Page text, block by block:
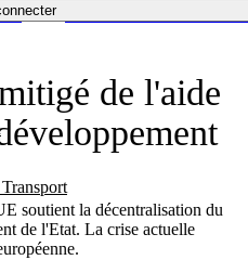
de l'aide
soutient la décentralisation du
de l'Etat. La crise actuelle